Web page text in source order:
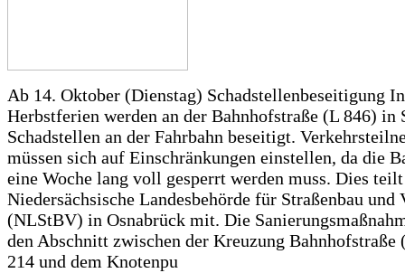
Ab 14. Oktober (Dienstag) Schadstellenbeseitigung
Herbstferien werden an der Bahnhofstraße (L 846) in
Schadstellen an der Fahrbahn beseitigt.
müssen sich auf Einschränkungen einstellen, da die
eine Woche lang voll gesperrt werden muss. Dies
Niedersächsische Landesbehörde für Straßenbau und
(NLStBV) in Osnabrück mit. Die
den Abschnitt zwischen der Kreuzung Bahnhofstraße
214 und dem Knotenpu